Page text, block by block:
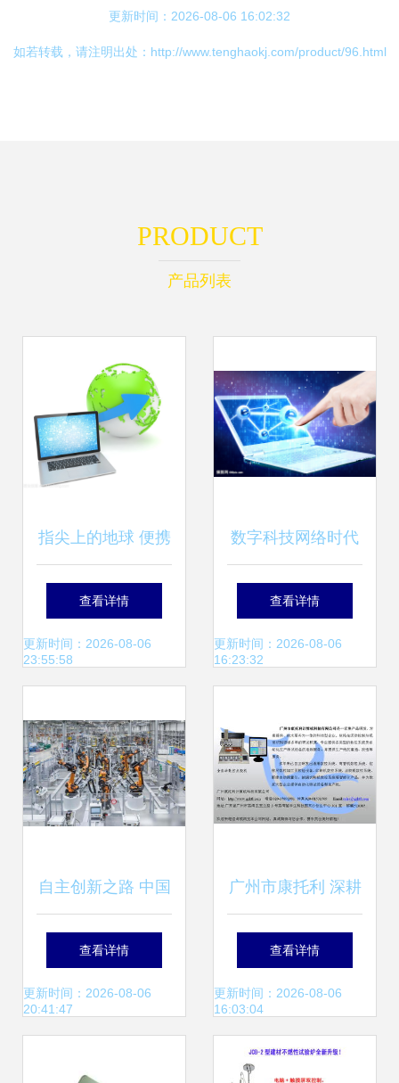
更新时间：2026-08-06 16:02:32
如若转载，请注明出处：http://www.tenghaokj.com/product/96.html
PRODUCT
产品列表
指尖上的地球 便携
式计算机网络如何
重塑空间与连接
查看详情
更新时间：2026-08-06
23:55:58
数字科技网络时代
查看详情
更新时间：2026-08-06
16:23:32
自主创新之路 中国
电脑系统迈向独
立，美国科技巨头
查看详情
更新时间：2026-08-06
20:41:47
广州市康托利 深耕
数控系统，驱动智
能制造新纪元
查看详情
更新时间：2026-08-06
16:03:04